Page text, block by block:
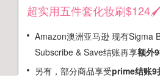
超实用五件套化妆刷
Amazon澳洲亚马逊 现有Sigma
Subscribe & Save结账再享额外9
另有，部分商品享受prime结账9